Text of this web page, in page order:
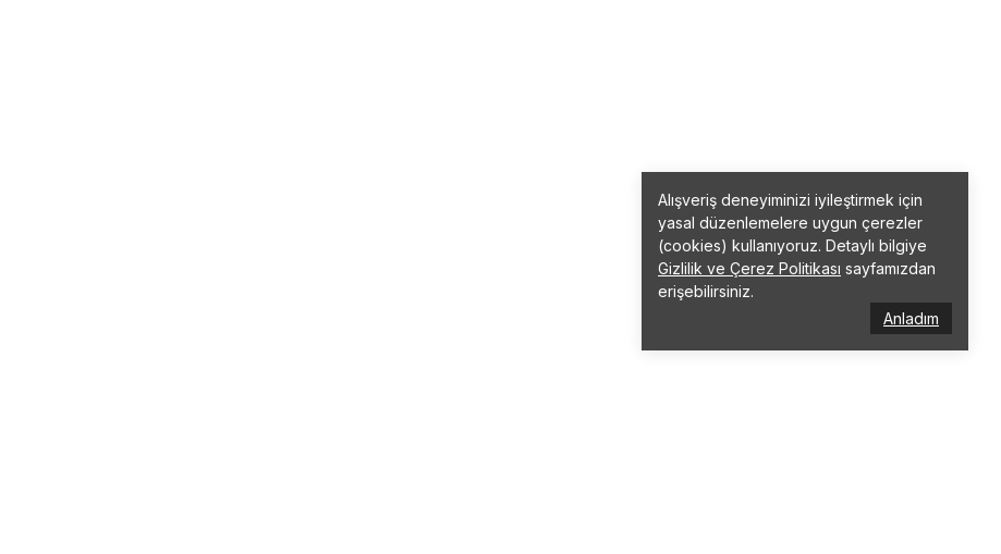
Alışveriş deneyiminizi iyileştirmek için
yasal düzenlemelere uygun çerezler
(cookies) kullanıyoruz. Detaylı bilgiye
Gizlilik ve Çerez Politikası sayfamızdan
erişebilirsiniz.
Anladım